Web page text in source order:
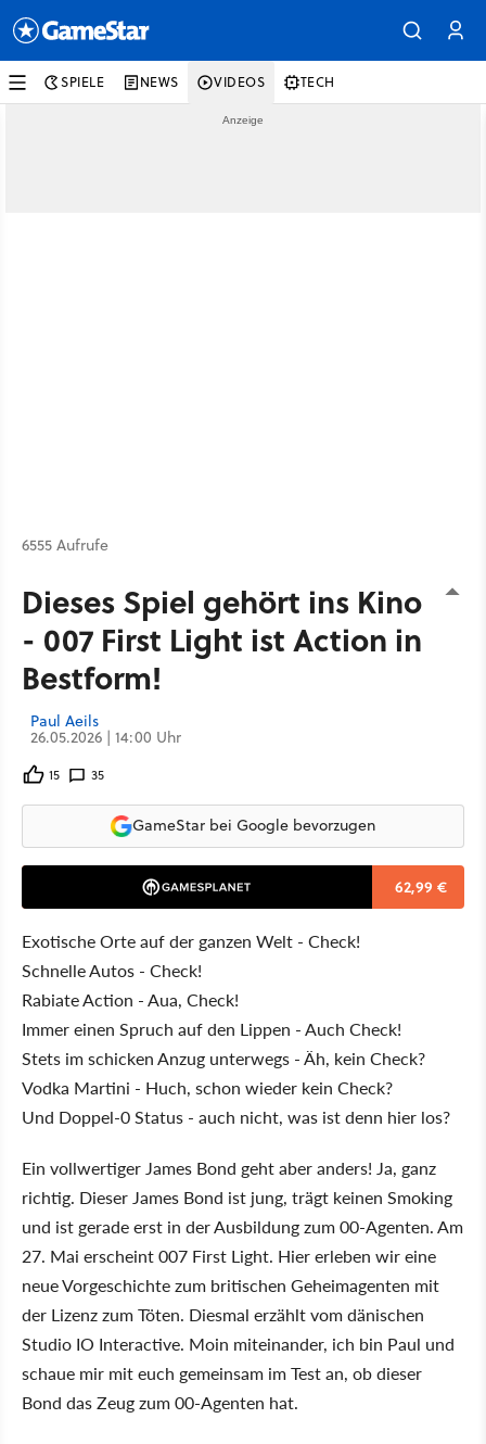
SPIELE NEWS VIDEOS TECH
6555 Aufrufe
Dieses Spiel gehört ins Kino
- 007 First Light ist Action in
Bestform!
Paul Aeils
26.05.2026 | 14:00 Uhr
15 35
GameStar bei Google bevorzugen
62,99 €
Exotische Orte auf der ganzen Welt - Check!
Schnelle Autos - Check!
Rabiate Action - Aua, Check!
Immer einen Spruch auf den Lippen - Auch Check!
Stets im schicken Anzug unterwegs - Äh, kein Check?
Vodka Martini - Huch, schon wieder kein Check?
Und Doppel-0 Status - auch nicht, was ist denn hier los?
Ein vollwertiger James Bond geht aber anders! Ja, ganz
richtig. Dieser James Bond ist jung, trägt keinen Smoking
und ist gerade erst in der Ausbildung zum 00-Agenten. Am
27. Mai erscheint 007 First Light. Hier erleben wir eine
neue Vorgeschichte zum britischen Geheimagenten mit
der Lizenz zum Töten. Diesmal erzählt vom dänischen
Studio IO Interactive. Moin miteinander, ich bin Paul und
schaue mir mit euch gemeinsam im Test an, ob dieser
Bond das Zeug zum 00-Agenten hat.